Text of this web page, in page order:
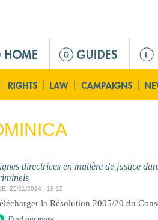
directrices en matière de justice
25/11/2014 - 18:15
la Résolution 2005/20 du